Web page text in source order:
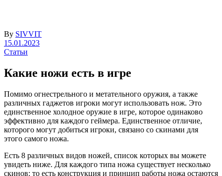
By SIVVIT
15.01.2023
Статьи
Какие ножи есть в игре
Помимо огнестрельного и метательного оружия, а также
различных гаджетов игроки могут использовать нож. Это
единственное холодное оружие в игре, которое одинаково
эффективно для каждого геймера. Единственное отличие,
которого могут добиться игроки, связано со скинами для
этого самого ножа.
Есть 8 различных видов ножей, список которых вы можете
увидеть ниже. Для каждого типа ножа существует несколько
скинов: то есть конструкция и принцип работы ножа остаются